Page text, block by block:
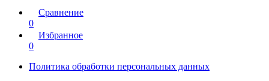
Сравнение
0
Избранное
0
Политика обработки персональных данных